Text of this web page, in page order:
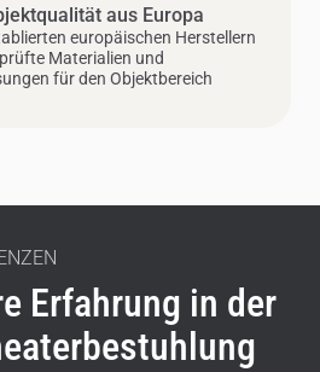
aus Europa
europäischen Herstellern
Materialien und
für den Objektbereich
Erfahrung in der